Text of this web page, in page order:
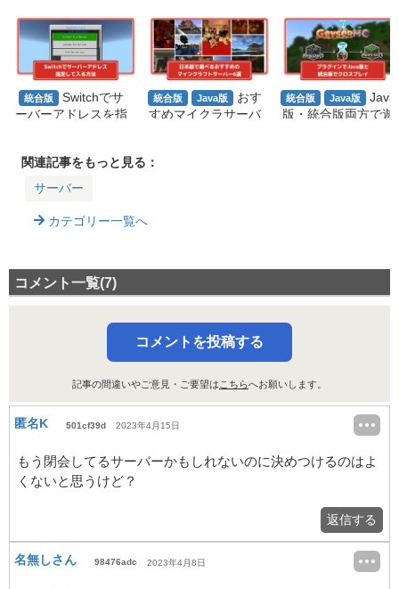
統合版
Switchでサ
ーバーアドレスを指
tのDNS設定も解説
統合版 Java版
おす
すめマイクラサーバ
本語で遊べる無料サ
統合版 Java版
Java
版・統合版両方で遊
関連記事をもっと見る：
サーバー
カテゴリー一覧へ
コメント一覧(7)
コメントを投稿する
記事の間違いやご意見・ご要望は こちらへお願いします。
匿名K 501cf39d 2023年4月15日
もう閉会してるサーバーかもしれないのに決めつけるのはよ
くないと思うけど？
返信する
名無しさん 98476adc 2023年4月8日